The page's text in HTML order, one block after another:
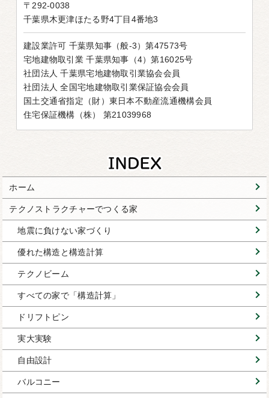
〒292-0038
千葉県木更津ほたる野4丁目4番地3
建設業許可 千葉県知事（般-3）第47573号
宅地建物取引業 千葉県知事（4）第16025号
社団法人 千葉県宅地建物取引業協会会員
社団法人 全国宅地建物取引業保証協会会員
国土交通省指定（財）東日本不動産流通機構会員
住宅保証機構（株） 第21039968
ホーム
テクノストラクチャーでつくる家
地震に負けない家づくり
優れた構造と構造計算
テクノビーム
すべての家で「構造計算」
ドリフトピン
実大実験
自由設計
バルコニー